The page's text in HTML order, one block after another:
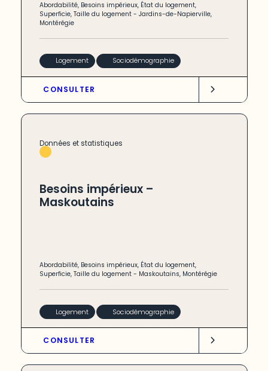
Abordabilité, Besoins impérieux, État du logement,
Superficie,Taille du logement -Jardins-de-Napierville,
Montérégie
Logement Sociodémographie
CONSULTER
Données et statistiques
Besoins impérieux –
Maskoutains
Abordabilité, Besoins impérieux, État du logement,
Superficie,Taille du logement - Maskoutains, Montérégie
Logement Sociodémographie
CONSULTER